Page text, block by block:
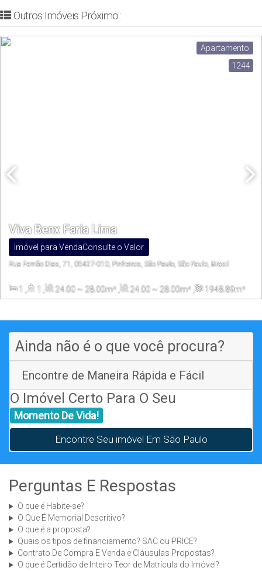
Outros Imóveis Próximo::
Apartamento
1244
Viva Benx Faria Lima
Consulte o Valor
Imóvel para Venda
Rua Fernão Dias, 71, 05427-010, Pinheiros, São Paulo, São Paulo, Brasil
1 , 1 , 24.00~ 28.00m² , 24.00~ 28.00m² , 1948.89m²
Ainda não é o que você procura?
Encontre de Maneira Rápida e Fácil
O Imóvel Certo Para O Seu
Momento De Vida!
Encontre Seu imóvel Em São Paulo
Perguntas E Respostas
O que é Habite-se?
O Que É Memorial Descritivo?
O que é a proposta?
Quais os tipos de financiamento? SAC ou PRICE?
Contrato De Compra E Venda e Cláusulas Propostas?
O que é Certidão de Inteiro Teor de Matrícula do Imóvel?